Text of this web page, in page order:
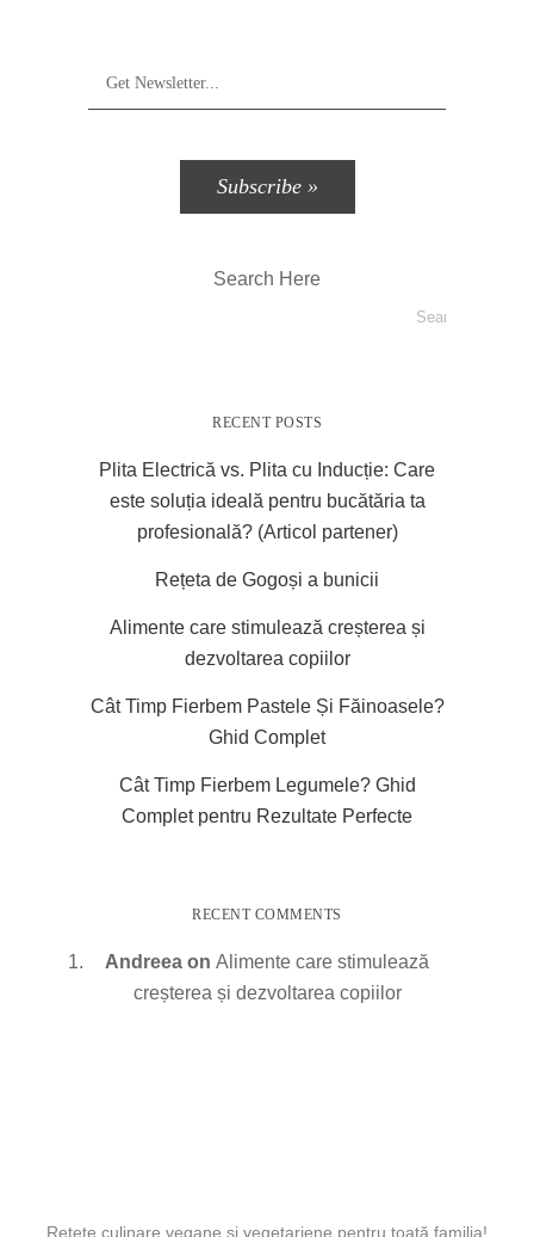
Search Here
RECENT POSTS
Plita Electrică vs. Plita cu Inducție: Care
este soluția ideală pentru bucătăria ta
profesională? (Articol partener)
Rețeta de Gogoși a bunicii
Alimente care stimulează creșterea și
dezvoltarea copiilor
Cât Timp Fierbem Pastele Și Făinoasele?
Ghid Complet
Cât Timp Fierbem Legumele? Ghid
Complet pentru Rezultate Perfecte
RECENT COMMENTS
Andreea on Alimente care stimulează
creșterea și dezvoltarea copiilor
Rețete culinare vegane și vegetariene pentru toată familia!